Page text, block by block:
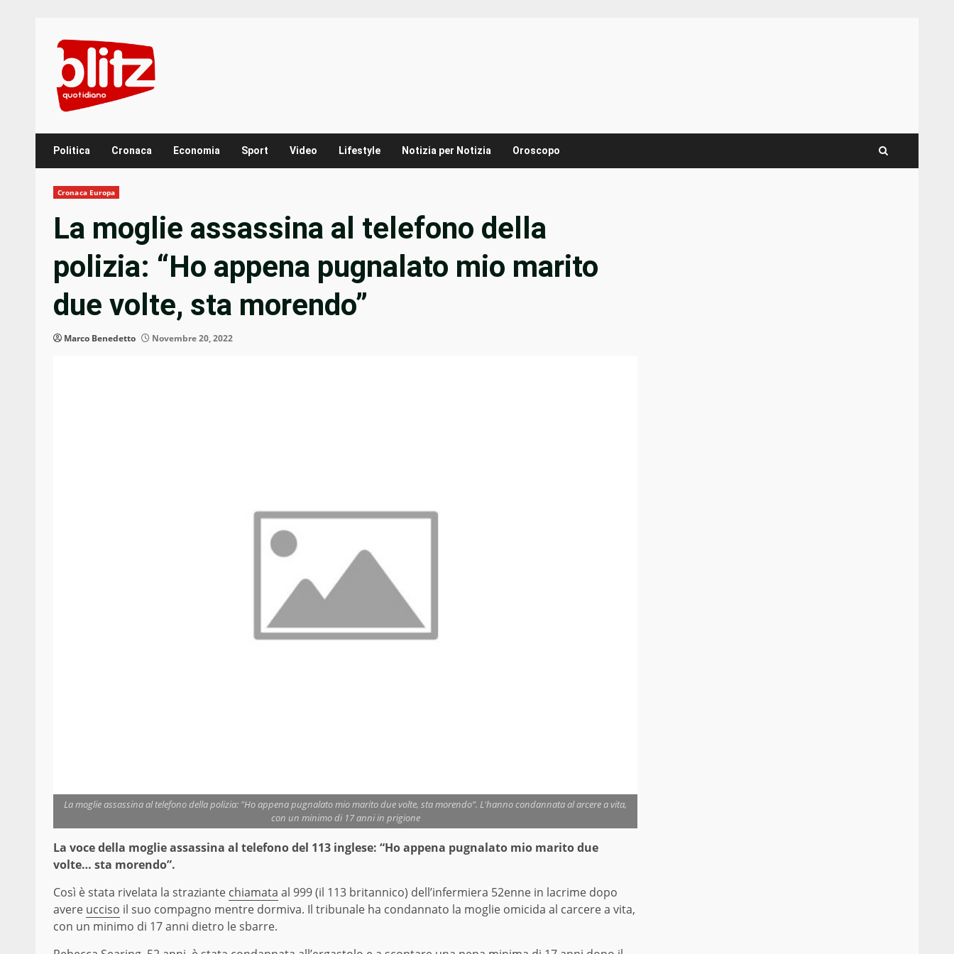
content
Politica Cronaca Economia Sport Video Lifestyle Notizia per Notizia Oroscopo
Cronaca Europa
La moglie assassina al telefono della
polizia: “Ho appena pugnalato mio marito
due volte, sta morendo”
Marco Benedetto Novembre 20, 2022
La moglie assassina al telefono della polizia: "Ho appena pugnalato mio marito due volte, sta morendo”. L'hanno condannata al arcere a vita,
con un minimo di 17 anni in prigione
La voce della moglie assassina al telefono del 113 inglese: “Ho appena pugnalato mio marito due
volte… sta morendo”.
Così è stata rivelata la straziante chiamata al 999 (il 113 britannico) dell’infermiera 52enne in lacrime dopo
avere ucciso il suo compagno mentre dormiva. Il tribunale ha condannato la moglie omicida al carcere a vita,
con un minimo di 17 anni dietro le sbarre.